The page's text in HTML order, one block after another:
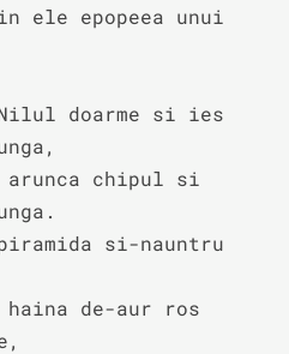
ele epopeea unui
doarme si ies
arunca chipul si
si-nauntru
de-aur ros